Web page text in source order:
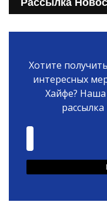
Рассылка
Хотите
интересных
Хайфе?